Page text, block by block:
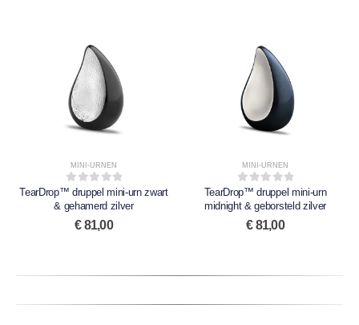
MINI-URNEN
0 out of 5
TearDrop™ druppel mini-urn zwart
& gehamerd zilver
€81,00
MINI-URNEN
0out of 5
TearDrop™ druppel mini-urn
midnight & geborsteld zilver
€81,00